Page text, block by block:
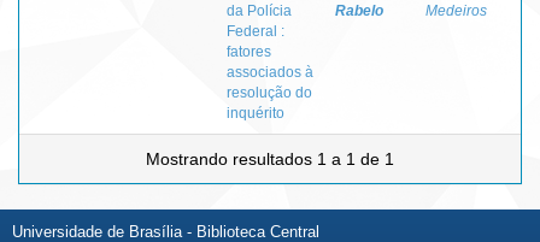
da Polícia
Federal :
fatores
associados à
resolução do
inquérito
Rabelo
Medeiros
Mostrando resultados 1 a 1 de 1
Universidade de Brasília - Biblioteca Central